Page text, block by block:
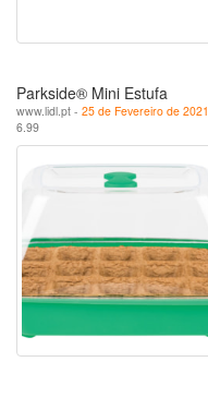
Parkside® Mini Estufa
www.lidl.pt - 25 de Fevereiro de 2021
6.99